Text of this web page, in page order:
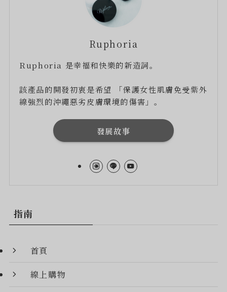
Ruphoria
Ruphoria 是幸福和快樂的新造詞。
該產品的開發初衷是希望 「保護女性肌膚免受紫外
線強烈的沖繩惡劣皮膚環境的傷害」。
發展故事
指南
首頁
線上購物